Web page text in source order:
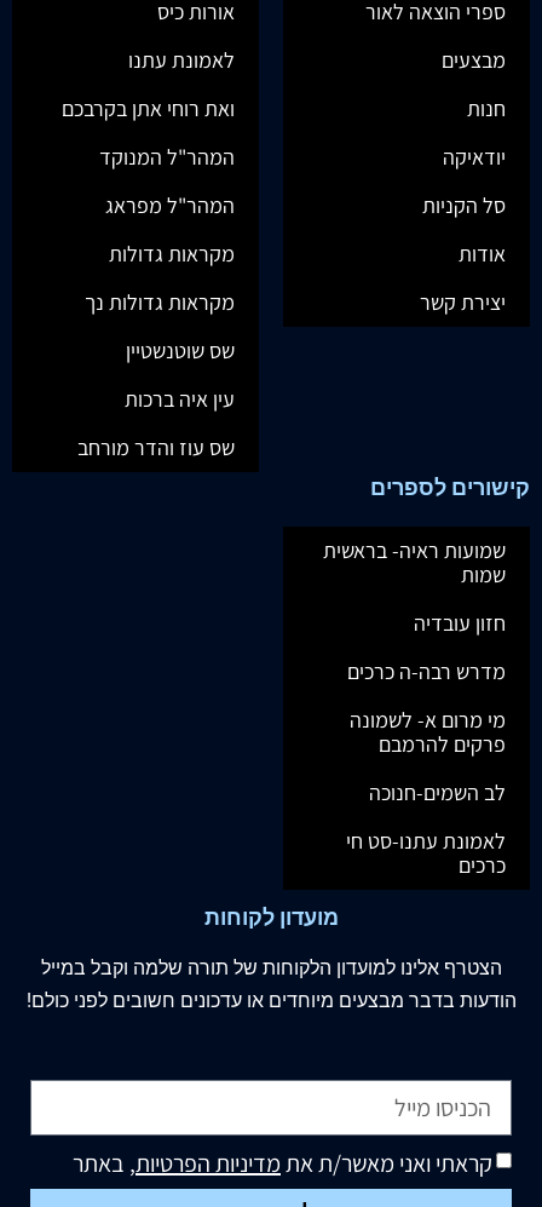
ספרי הוצאה לאור
מבצעים
חנות
יודאיקה
סל הקניות
אודות
יצירת קשר
אורות כיס
לאמונת עתנו
ואת רוחי אתן בקרבכם
המהר"ל המנוקד
המהר"ל מפראג
מקראות גדולות
מקראות גדולות נך
שס שוטנשטיין
עין איה ברכות
שס עוז והדר מורחב
קישורים לספרים
שמועות ראיה- בראשית
שמות
חזון עובדיה
מדרש רבה-ה כרכים
מי מרום א- לשמונה
פרקים להרמבם
לב השמים-חנוכה
לאמונת עתנו-סט חי
כרכים
מועדון לקוחות
הצטרף אלינו למועדון הלקוחות של תורה שלמה וקבל במייל
הודעות בדבר מבצעים מיוחדים או עדכונים חשובים לפני כולם!
קראתי ואני מאשר/ת אתמדיניות הפרטיות, באתר